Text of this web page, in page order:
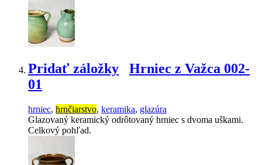
Pridať záložky
Hrniec z Važca 002-
01
hrniec, hrnčiarstvo, keramika, glazúra
Glazovaný keramický odrôtovaný hrniec s dvoma uškami.
Celkový pohľad.